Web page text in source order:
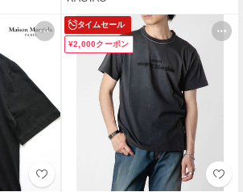
タイムセール
¥2,000クーポン